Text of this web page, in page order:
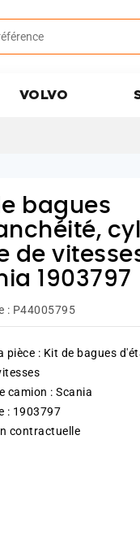
VOLVO
bagues
de
1903797
: P44005795
pièce : Kit de bagues
camion : Scania
: 1903797
contractuelle